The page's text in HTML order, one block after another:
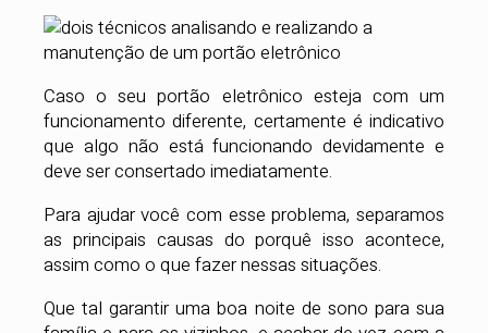
Caso o seu portão eletrônico esteja com um
funcionamento diferente, certamente é indicativo
que algo não está funcionando devidamente e
deve ser consertado imediatamente.
Para ajudar você com esse problema, separamos
as principais causas do porquê isso acontece,
assim como o que fazer nessas situações.
Que tal garantir uma boa noite de sono para sua